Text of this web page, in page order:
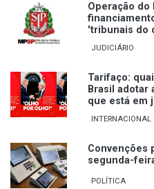
Operação do
'tribunais do
JUDICIÁRIO
Tarifaço:
Brasil adotar
que está em
INTERNACIONAL
Convenções
segunda-
POLÍTICA